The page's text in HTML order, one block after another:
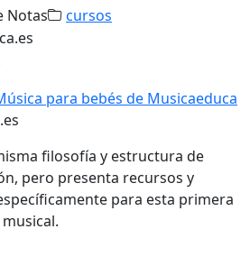
Notas cursos
filosofía y estructura de
pero presenta recursos y
para esta primera